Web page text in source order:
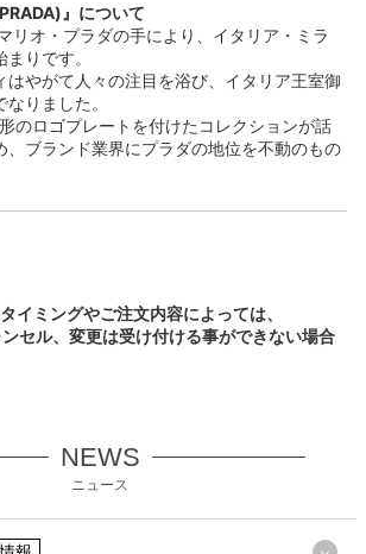
』について
リオ・プラダの手により、イタリア・ミラ
りです。
はやがて人々の注目を浴び、イタリア王室御
りました。
のロゴプレートを付けたコレクションが話
、ブランド業界にプラダの地位を不動のもの
イミングやご注文内容によっては、
セル、変更は受け付ける事ができない場合
NEWS
ニュース